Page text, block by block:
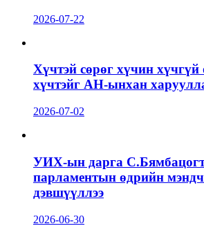
2026-07-22
Хүчтэй сөрөг хүчин хүчгүй
хүчтэйг АН-ынхан
2026-07-02
УИХ-ын дарга
парламентын өдрийн
дэвшүүллээ
2026-06-30